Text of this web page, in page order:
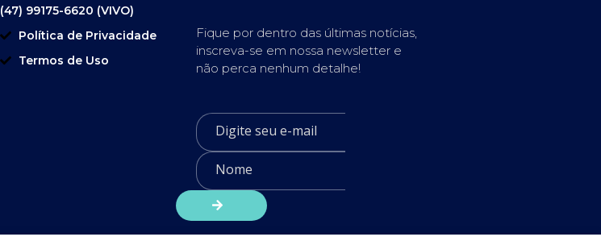
(47) 99175-6620 (VIVO)
Política de Privacidade
Termos de Uso
Fique por dentro das últimas notícias,
inscreva-se em nossa newsletter e
não perca nenhum detalhe!